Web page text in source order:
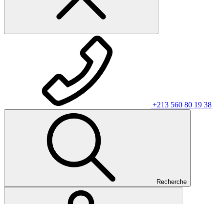
+213 560 80 19 38
Recherche